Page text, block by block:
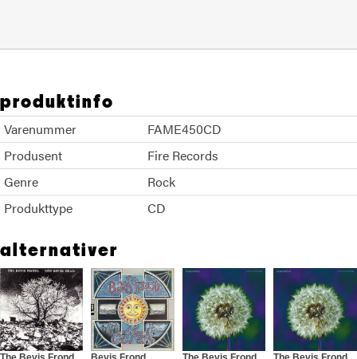
produktinfo
Varenummer
FAME450CD
Produsent
Fire Records
Genre
Rock
Produkttype
CD
alternativer